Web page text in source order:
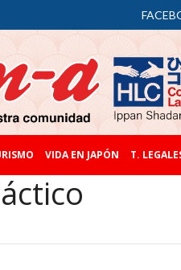
VIDA EN JAPÓN T.